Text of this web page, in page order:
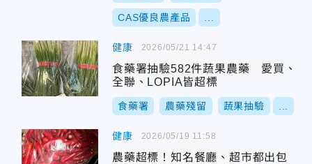
CAS優良農產品
健康
食藥署抽驗582件蔬果農藥 愛買、
全聯、LOPIA皆超標
食藥署 農藥殘留 蔬果抽驗
2026/05/21 14:47
健康
農藥超標！知名餐廳、超市都出包
2026/05/19 11:58